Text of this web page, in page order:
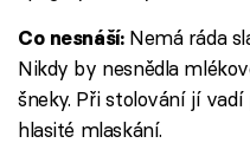
Co nesnáší: Nemá ráda
Nikdy by nesnědla
šneky. Při stolování jí
hlasité mlaskání.